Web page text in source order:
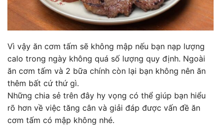
Vì vậy ăn cơm tấm sẽ không mập nếu bạn nạp lượng
calo trong ngày không quá số lượng quy định. Ngoài
ăn cơm tấm và 2 bữa chính còn lại bạn không nên ăn
thêm bất cứ thứ gì.
Những chia sẻ trên đây hy vọng có thể giúp bạn hiểu
rõ hơn về việc tăng cân và giải đáp được vấn đề ăn
cơm tấm có mập không nhé.